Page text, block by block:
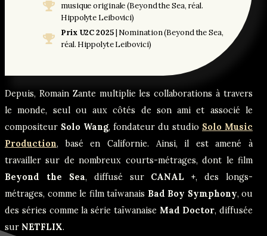
musique originale (Beyond the Sea, réal.
Hippolyte Leibovici)
Prix U2C 2025| Nomination (Beyond the Sea,
réal. Hippolyte Leibovici)
Depuis, Romain Zante multiplie les collaborations à travers
le monde, seul ou aux côtés de son ami et associé le
compositeur Solo Wang, fondateur du studio Solo Music
Production, basé en Californie. Ainsi, il est amené à
travailler sur de nombreux courts-métrages, dont le film
Beyond the Sea, diffusé sur CANAL +, des longs-
métrages, comme le film taïwanais Bad Boy Symphony, ou
des séries comme la série taïwanaise Mad Doctor, diffusée
sur NETFLIX.